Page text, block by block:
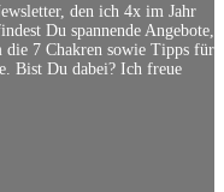
den ich 4x im Jahr
Du spannende Angebote,
die 7 Chakren sowie Tipps für
Bist Du dabei? Ich freue